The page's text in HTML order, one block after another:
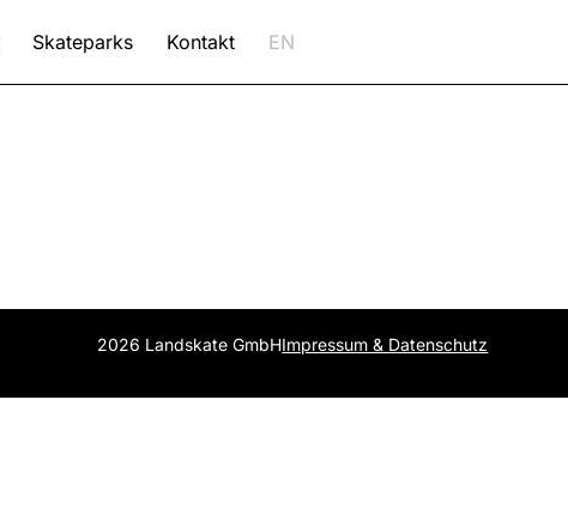
Skateparks Kontakt EN
2026 Landskate GmbHImpressum & Datenschutz